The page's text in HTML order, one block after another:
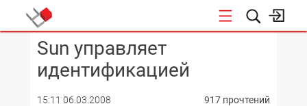
КОНФЕРЕНЦИИ
Sun управляет
идентификацией
15:11 06.03.2008 917 прочтений